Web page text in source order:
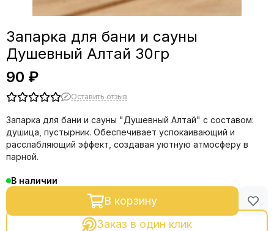
Запарка для бани и сауны
Душевный Алтай 30гр
90 ₽
Оставить отзыв
Запарка для бани и сауны "Душевный Алтай" с составом:
душица, пустырник. Обеспечивает успокаивающий и
расслабляющий эффект, создавая уютную атмосферу в
парной.
В наличии
В корзину
Заказ в один клик